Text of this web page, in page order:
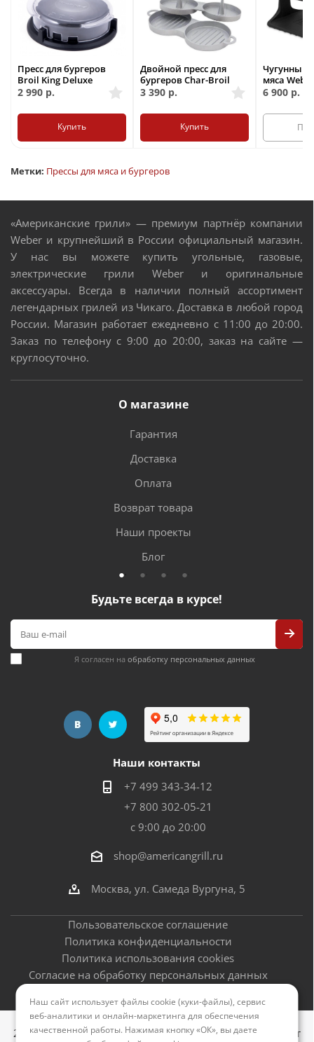
Пресс для бургеров
Broil King Deluxe
2 990 р.
Купить
Двойной пресс для
бургеров Char-Broil
3 390 р.
Купить
Чугунный
мяса
6 900 р.
Под
Метки: Прессы для мяса и бургеров
«Американские грили» — премиум партнёр компании
Weber и крупнейший в России официальный магазин.
У нас вы можете купить угольные, газовые,
электрические грили Weber и оригинальные
аксессуары. Всегда в наличии полный ассортимент
легендарных грилей из Чикаго. Доставка в любой город
России. Магазин работает ежедневно с 11:00 до 20:00.
Заказ по телефону с 9:00 до 20:00, заказ на сайте —
круглосуточно.
О магазине
Гарантия
Доставка
Оплата
Возврат товара
Наши проекты
Блог
Будьте всегда в курсе!
Я согласен на обработку персональных данных
Наши контакты
+7 499 343-34-12
+7 800 302-05-21
с 9:00 до 20:00
shop@americangrill.ru
Москва, ул. Самеда Вургуна, 5
Пользовательское соглашение
Политика конфиденциальности
Политика использования cookies
Согласие на обработку персональных данных
2012–2026 © Американские грили - официальный сайт
Наш сайт использует файлы cookie (куки-файлы), сервис
веб-аналитики и онлайн-маркетинга для обеспечения
качественной работы. Нажимая кнопку «ОК», вы даете